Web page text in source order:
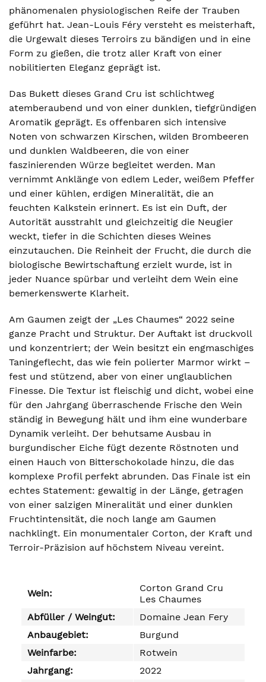
phänomenalen physiologischen Reife der Trauben
geführt hat. Jean-Louis Féry versteht es meisterhaft,
die Urgewalt dieses Terroirs zu bändigen und in eine
Form zu gießen, die trotz aller Kraft von einer
nobilitierten Eleganz geprägt ist.
Das Bukett dieses Grand Cru ist schlichtweg
atemberaubend und von einer dunklen, tiefgründigen
Aromatik geprägt. Es offenbaren sich intensive
Noten von schwarzen Kirschen, wilden Brombeeren
und dunklen Waldbeeren, die von einer
faszinierenden Würze begleitet werden. Man
vernimmt Anklänge von edlem Leder, weißem Pfeffer
und einer kühlen, erdigen Mineralität, die an
feuchten Kalkstein erinnert. Es ist ein Duft, der
Autorität ausstrahlt und gleichzeitig die Neugier
weckt, tiefer in die Schichten dieses Weines
einzutauchen. Die Reinheit der Frucht, die durch die
biologische Bewirtschaftung erzielt wurde, ist in
jeder Nuance spürbar und verleiht dem Wein eine
bemerkenswerte Klarheit.
Am Gaumen zeigt der „Les Chaumes“ 2022 seine
ganze Pracht und Struktur. Der Auftakt ist druckvoll
und konzentriert; der Wein besitzt ein engmaschiges
Taningeflecht, das wie fein polierter Marmor wirkt –
fest und stützend, aber von einer unglaublichen
Finesse. Die Textur ist fleischig und dicht, wobei eine
für den Jahrgang überraschende Frische den Wein
ständig in Bewegung hält und ihm eine wunderbare
Dynamik verleiht. Der behutsame Ausbau in
burgundischer Eiche fügt dezente Röstnoten und
einen Hauch von Bitterschokolade hinzu, die das
komplexe Profil perfekt abrunden. Das Finale ist ein
echtes Statement: gewaltig in der Länge, getragen
von einer salzigen Mineralität und einer dunklen
Fruchtintensität, die noch lange am Gaumen
nachklingt. Ein monumentaler Corton, der Kraft und
Terroir-Präzision auf höchstem Niveau vereint.
Wein:
Corton Grand Cru
Les Chaumes
Abfüller / Weingut:
Domaine Jean Fery
Anbaugebiet:
Burgund
Weinfarbe:
Rotwein
Jahrgang:
2022